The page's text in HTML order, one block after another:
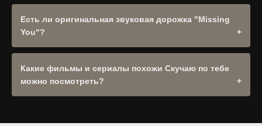
Да, сайт полностью адаптирован для смартфонов,
планшетов и Smart TV. Поддерживаются все
современные браузеры.
Есть ли оригинальная звуковая дорожка "Missing
You"?
Оригинальное название: "Missing You". При наличии
оригинальной дорожки она будет доступна в выборе
озвучек плеера. .
Какие фильмы и сериалы похожи Скучаю по тебе
можно посмотреть?